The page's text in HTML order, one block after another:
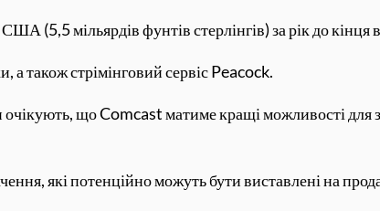
(5,5 мільярдів фунтів стерлінгів) за рік до кінця
а також стрімінговий сервіс Peacock.
що Comcast матиме кращі можливості для
які потенційно можуть бути виставлені на